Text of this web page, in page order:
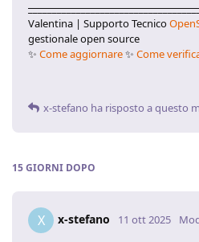
Valentina | Supporto Tecnico
gestionale open source
✨ Come aggiornare✨ Come
x-stefano ha risposto a questo
15 GIORNI DOPO
X x-stefano 11 ott 2025